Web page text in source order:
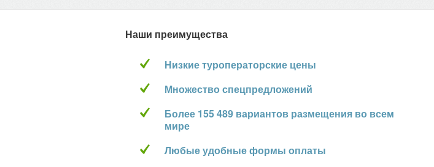
Наши преимущества
Низкие туроператорские цены
Множество спецпредложений
Более 155 489 вариантов размещения во всем
мире
Любые удобные формы оплаты